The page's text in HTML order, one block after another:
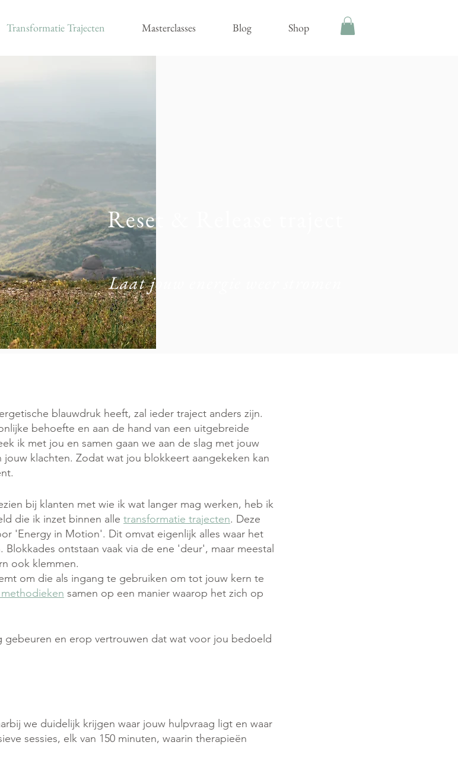
Transformatie Trajecten Masterclasses Blog Shop
Reset & Release traject
Laat jouw energie weer stromen
blauwdruk heeft, zal ieder traject anders zijn.
behoefte en aan de hand van een uitgebreide
ik met jou en samen gaan we aan de slag met jouw
klachten. Zodat wat jou blokkeert aangekeken kan
bij klanten met wie ik wat langer mag werken, heb ik
die ik inzet binnen alle transformatie trajecten. Deze
'Energy in Motion'. Dit omvat eigenlijk alles waar het
ontstaan vaak via de ene 'deur', maar meestal
ook klemmen.
om die als ingang te gebruiken om tot jouw kern te
samen op een manier waarop het zich op
en erop vertrouwen dat wat voor jou bedoeld
we duidelijk krijgen waar jouw hulpvraag ligt en waar
sessies, elk van 150 minuten, waarin therapieën